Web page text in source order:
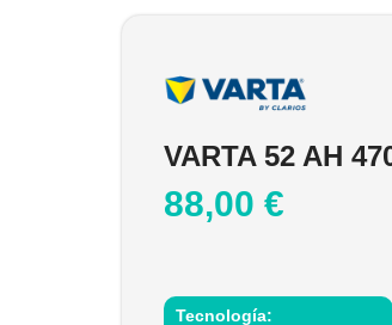
VARTA 52 AH
88,00 €
Tecnología: